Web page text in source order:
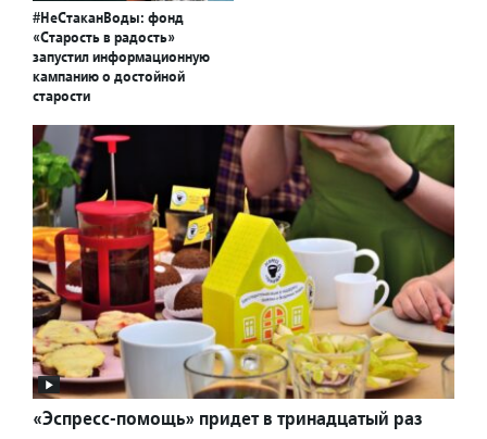
#НеСтаканВоды: фонд
«Старость в радость»
запустил информационную
кампанию о достойной
старости
«Эспресс-помощь» придет в тринадцатый раз